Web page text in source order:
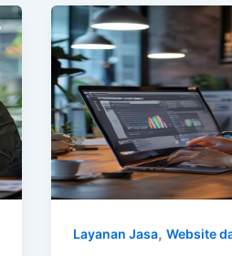
Layanan Jasa, Website